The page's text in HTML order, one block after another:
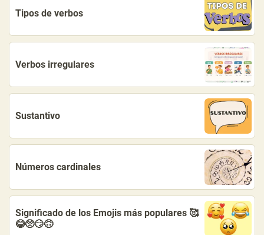
Tipos de verbos
Verbos irregulares
Sustantivo
Números cardinales
Significado de los Emojis más populares 🥰
😂🥺😏🙃